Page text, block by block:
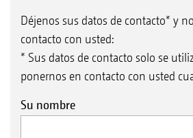
Déjenos sus datos de contacto* y
contacto con usted:
* Sus datos de contacto solo se
ponernos en contacto con usted
Su nombre